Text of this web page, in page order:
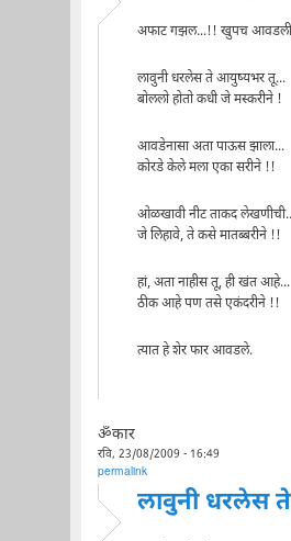
अफाट गझल...!! खुपच
लावुनी धरलेस ते आयुष्यभर तू...
बोललो होतो कधी जे मस्करीने !
आवडेनासा अता पाऊस झाला...
कोरडे केले मला एका सरीने !!
ओळखावी नीट ताकद
जे लिहावे, ते कसे मातब्बरीने !!
हां, अता नाहीस तू, ही खंत आहे...
ठीक आहे पण तसे एकंदरीने !!
त्यात हे शेर फार आवडले.
ॐकार
रवि, 23/08/2009 - 16:49
permalink
लावुनी धरलेस